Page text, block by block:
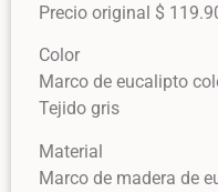
Precio original $
Color
Marco de eucalipto
Tejido gris
Material
Marco de madera de